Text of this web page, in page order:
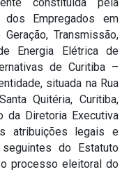
dos Empregados em
Transmissão,
Energia Elétrica de
de Curitiba –
situada na Rua
Quitéria, Curitiba,
da Diretoria Executiva
atribuições legais e
do Estatuto
processo eleitoral do